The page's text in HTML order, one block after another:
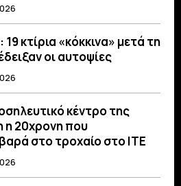
κτίρια «κόκκινα» μετά τη
οι αυτοψίες
κέντρο της
η 20χρονη που
στο τροχαίο στο ΙΤΕ